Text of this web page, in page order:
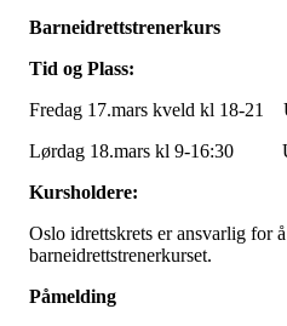
Barneidrettstrenerkurs
Tid og Plass:
Fredag 17.mars kveld kl 18-21
Lørdag 18.mars kl 9-16:30
Kursholdere:
Oslo idrettskrets er ansvarlig for
barneidrettstrenerkurset.
Påmelding